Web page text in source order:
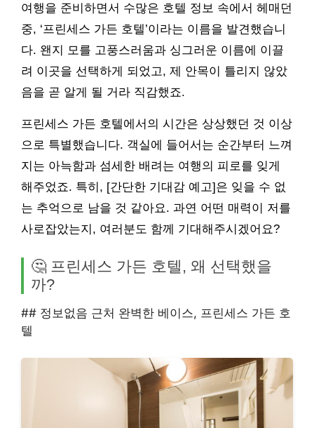
여행을 준비하면서 수많은 호텔 정보 속에서 헤매던
중, ‘프린세스 가든 호텔’이라는 이름을 발견했습니
다. 왠지 모를 고풍스러움과 싱그러운 이름에 이끌
려 이곳을 선택하게 되었고, 제 안목이 틀리지 않았
음을 곧 알게 될 거라 직감했죠.
프린세스 가든 호텔에서의 시간은 상상했던 것 이상
으로 특별했습니다. 객실에 들어서는 순간부터 느껴
지는 아늑함과 섬세한 배려는 여행의 피로를 잊게
해주었죠. 특히, [간단한 기대감 예고]은 잊을 수 없
는 추억으로 남을 것 같아요. 과연 어떤 매력이 저를
사로잡았는지, 여러분도 함께 기대해주시겠어요?
🤔 프린세스 가든 호텔, 왜 선택했을
까?
## 정보없음 근처 완벽한 베이스, 프린세스 가든 호
텔